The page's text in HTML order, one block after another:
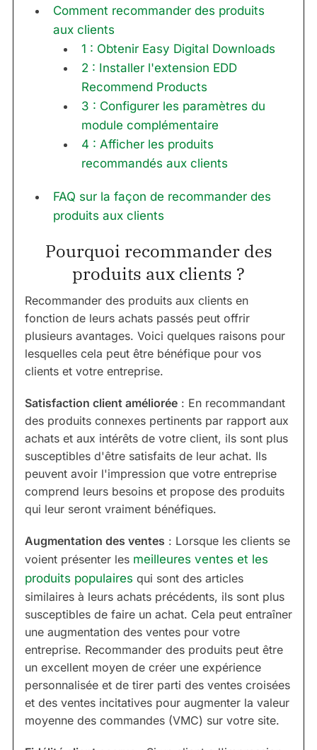
Comment recommander des produits
aux clients
1 : Obtenir Easy Digital Downloads
2 : Installer l'extension EDD
Recommend Products
3 : Configurer les paramètres du
module complémentaire
4 : Afficher les produits
recommandés aux clients
FAQ sur la façon de recommander des
produits aux clients
Pourquoi recommander des
produits aux clients ?
Recommander des produits aux clients en
fonction de leurs achats passés peut offrir
plusieurs avantages. Voici quelques raisons pour
lesquelles cela peut être bénéfique pour vos
clients et votre entreprise.
Satisfaction client améliorée : En recommandant
des produits connexes pertinents par rapport aux
achats et aux intérêts de votre client, ils sont plus
susceptibles d'être satisfaits de leur achat. Ils
peuvent avoir l'impression que votre entreprise
comprend leurs besoins et propose des produits
qui leur seront vraiment bénéfiques.
Augmentation des ventes : Lorsque les clients se
voient présenter les meilleures ventes et les
produits populaires qui sont des articles
similaires à leurs achats précédents, ils sont plus
susceptibles de faire un achat. Cela peut entraîner
une augmentation des ventes pour votre
entreprise. Recommander des produits peut être
un excellent moyen de créer une expérience
personnalisée et de tirer parti des ventes croisées
et des ventes incitatives pour augmenter la valeur
moyenne des commandes (VMC) sur votre site.